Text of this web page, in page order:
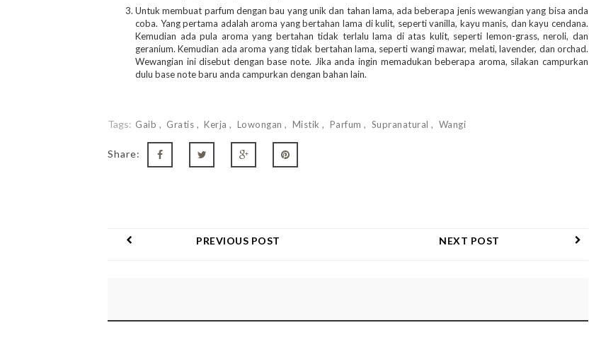
Untuk membuat parfum dengan bau yang unik dan tahan lama, ada beberapa jenis wewangian yang bisa anda
coba. Yang pertama adalah aroma yang bertahan lama di kulit, seperti vanilla, kayu manis, dan kayu cendana.
Kemudian ada pula aroma yang bertahan tidak terlalu lama di atas kulit, seperti lemon-grass, neroli, dan
geranium. Kemudian ada aroma yang tidak bertahan lama, seperti wangi mawar, melati, lavender, dan orchad.
Wewangian ini disebut dengan base note. Jika anda ingin memadukan beberapa aroma, silakan campurkan
dulu base note baru anda campurkan dengan bahan lain.
Tags: Gaib Gratis Kerja Lowongan Mistik Parfum Supranatural Wangi
Share:
NEXT POST
PREVIOUS POST